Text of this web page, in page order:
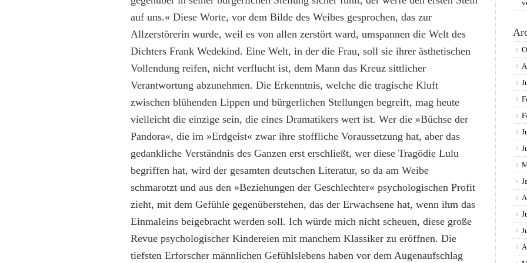
auf uns.« Diese Worte, vor dem Bilde des Weibes gesprochen, das zur
Allzerstörerin wurde, weil es von allen zerstört ward, umspannen die Welt des
Dichters Frank Wedekind. Eine Welt, in der die Frau, soll sie ihrer ästhetischen
Vollendung reifen, nicht verflucht ist, dem Mann das Kreuz sittlicher
Verantwortung abzunehmen. Die Erkenntnis, welche die tragische Kluft
zwischen blühenden Lippen und bürgerlichen Stellungen begreift, mag heute
vielleicht die einzige sein, die eines Dramatikers wert ist. Wer die »Büchse der
Pandora«, die im »Erdgeist« zwar ihre stoffliche Voraussetzung hat, aber das
gedankliche Verständnis des Ganzen erst erschließt, wer diese Tragödie Lulu
begriffen hat, wird der gesamten deutschen Literatur, so da am Weibe
schmarotzt und aus den »Beziehungen der Geschlechter« psychologischen Profit
zieht, mit dem Gefühle gegenüberstehen, das der Erwachsene hat, wenn ihm das
Einmaleins beigebracht werden soll. Ich würde mich nicht scheuen, diese große
Revue psychologischer Kindereien mit manchem Klassiker zu eröffnen. Die
tiefsten Erforscher männlichen Gefühlslebens haben vor dem Augenaufschlag